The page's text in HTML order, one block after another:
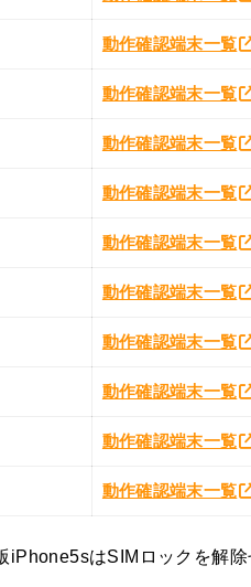
動作確認端末一覧
動作確認端末一覧
動作確認端末一覧
動作確認端末一覧
動作確認端末一覧
動作確認端末一覧
動作確認端末一覧
動作確認端末一覧
動作確認端末一覧
動作確認端末一覧
はSIMロックを解除